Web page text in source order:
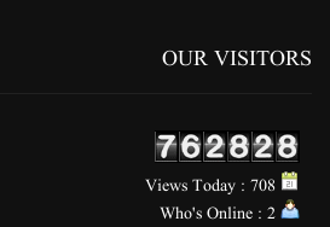
OUR VISITORS